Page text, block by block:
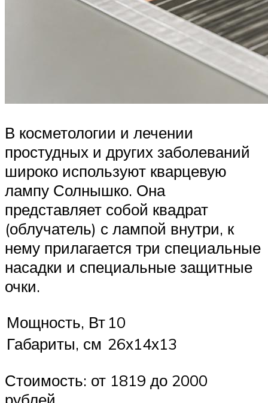
В косметологии и лечении
простудных и других заболеваний
широко используют кварцевую
лампу Солнышко. Она
представляет собой квадрат
(облучатель) с лампой внутри, к
нему прилагается три специальные
насадки и специальные защитные
очки.
Мощность, Вт 10
Габариты, см 26х14х13
Стоимость: от 1819 до 2000